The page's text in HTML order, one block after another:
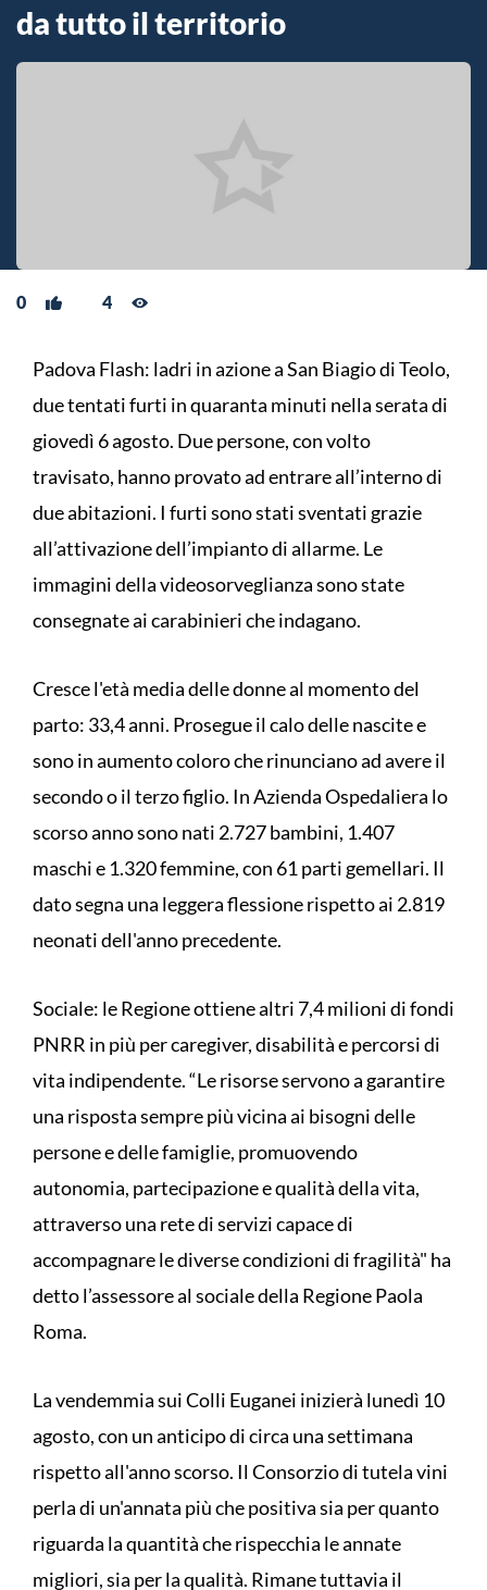
da tutto il territorio
0 4
Padova Flash: ladri in azione a San Biagio di Teolo,
due tentati furti in quaranta minuti nella serata di
giovedì 6 agosto. Due persone, con volto
travisato, hanno provato ad entrare all’interno di
due abitazioni. I furti sono stati sventati grazie
all’attivazione dell’impianto di allarme. Le
immagini della videosorveglianza sono state
consegnate ai carabinieri che indagano.
Cresce l'età media delle donne al momento del
parto: 33,4 anni. Prosegue il calo delle nascite e
sono in aumento coloro che rinunciano ad avere il
secondo o il terzo figlio. In Azienda Ospedaliera lo
scorso anno sono nati 2.727 bambini, 1.407
maschi e 1.320 femmine, con 61 parti gemellari. Il
dato segna una leggera flessione rispetto ai 2.819
neonati dell'anno precedente.
Sociale: le Regione ottiene altri 7,4 milioni di fondi
PNRR in più per caregiver, disabilità e percorsi di
vita indipendente. “Le risorse servono a garantire
una risposta sempre più vicina ai bisogni delle
persone e delle famiglie, promuovendo
autonomia, partecipazione e qualità della vita,
attraverso una rete di servizi capace di
accompagnare le diverse condizioni di fragilità" ha
detto l’assessore al sociale della Regione Paola
Roma.
La vendemmia sui Colli Euganei inizierà lunedì 10
agosto, con un anticipo di circa una settimana
rispetto all'anno scorso. Il Consorzio di tutela vini
perla di un'annata più che positiva sia per quanto
riguarda la quantità che rispecchia le annate
migliori, sia per la qualità. Rimane tuttavia il